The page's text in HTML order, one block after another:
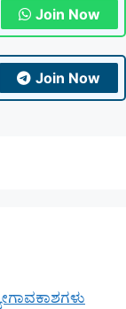
Join Now
Join Now